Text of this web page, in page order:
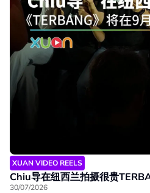
XUAN VIDEO REELS
Chiu导在纽西兰拍摄很贵
30/07/2026